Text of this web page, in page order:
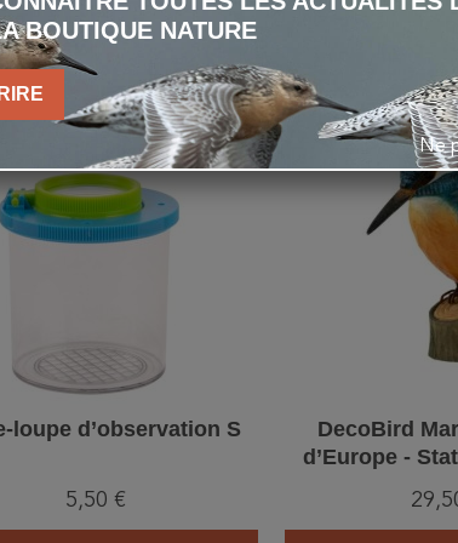
favorite_border
loupe d’observation S
5,50 €
DecoBird
d’Europe -
BOUTIQUE NATURE
Ne